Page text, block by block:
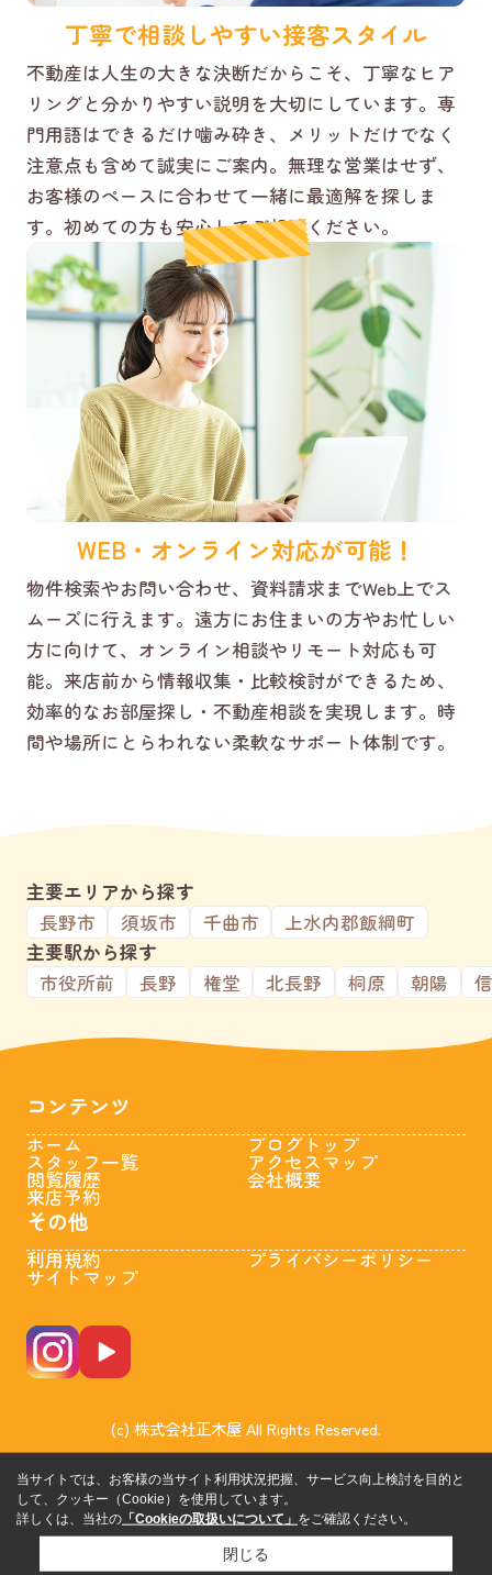
丁寧で相談しやすい接客スタイル
不動産は人生の大きな決断だからこそ、丁寧なヒア
リングと分かりやすい説明を大切にしています。専
門用語はできるだけ噛み砕き、メリットだけでなく
注意点も含めて誠実にご案内。無理な営業はせず、
お客様のペースに合わせて一緒に最適解を探しま
す。初めての方も安心してご相談ください。
WEB・オンライン対応が可能！
物件検索やお問い合わせ、資料請求までWeb上でス
ムーズに行えます。遠方にお住まいの方やお忙しい
方に向けて、オンライン相談やリモート対応も可
能。来店前から情報収集・比較検討ができるため、
効率的なお部屋探し・不動産相談を実現します。時
間や場所にとらわれない柔軟なサポート体制です。
主要エリアから探す
長野市
須坂市 千曲市
上水内郡飯綱町
主要駅から探す
市役所前
長野 権堂 北長野 桐原 朝陽
コンテンツ
ホーム
スタッフ一覧
閲覧履歴
来店予約
ブログトップ
アクセスマップ
会社概要
その他
利用規約
サイトマップ
プライバシーポリシー
(c) 株式会社正木屋 All Rights Reserved.
当サイトでは、お客様の当サイト利用状況把握、サービス向上検討を目的と
して、クッキー（Cookie）を使用しています。
詳しくは、当社の 「Cookieの取扱いについて」 をご確認ください。
閉じる